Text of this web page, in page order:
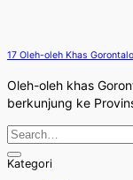
17 Oleh-oleh Khas
Oleh-oleh khas
berkunjung ke
Kategori